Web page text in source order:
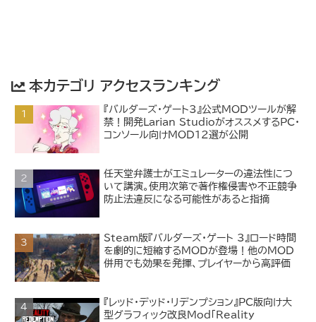
本カテゴリ アクセスランキング
『バルダーズ・ゲート3』公式MODツールが解
禁！開発Larian StudioがオススメするPC・
コンソール向けMOD12選が公開
任天堂弁護士がエミュレーターの違法性につ
いて講演。使用次第で著作権侵害や不正競争
防止法違反になる可能性があると指摘
Steam版『バルダーズ・ゲート 3』ロード時間
を劇的に短縮するMODが登場！他のMOD
併用でも効果を発揮、プレイヤーから高評価
『レッド・デッド・リデンプション』PC版向け大
型グラフィック改良Mod「Reality